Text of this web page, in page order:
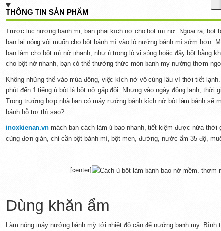
THÔNG TIN SẢN PHẨM
Trước lúc nướng banh mi, bạn phải kích nở cho bột mì nở. Ngoài ra, bột
bạn lại nóng vội muốn cho bột bánh mì vào lò nướng bánh mì sớm hơn.
bạn làm cho bột mì nở nhanh, như ủ trong lò vi sóng hoặc đậy bột bằng
cho bột nở nhanh, bạn có thể thưởng thức món banh my nướng thơm
Không những thế vào mùa đông, việc kích nở vô cùng lâu vì thời tiết
phút đến 1 tiếng ủ bột là bột nở gấp đôi. Nhưng vào ngày đông lạnh, thời
Trong trường hợp nhà bạn có máy nướng bánh kích nở bột làm bánh sẽ
bánh hỗ trợ thì sao?
inoxkienan.vnmách bạn cách làm ủ bao nhanh, tiết kiệm được nửa thời
cùng đơn giản, chỉ cần bột bánh mì, bột men, đường, nước ấm 35 độ,
[center]
Dùng khăn ẩm
Làm nóng máy nướng bánh mỳ tới nhiệt độ cần để nướng banh my.